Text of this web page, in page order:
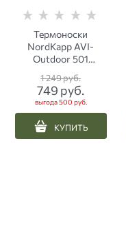
Термоноски
NordKapp AVI-
Outdoor 501
серым
1 249 руб.
749 руб.
выгода500 руб.
КУПИТЬ